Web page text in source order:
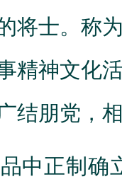
将士。称
精神文化
结朋党，
正制确